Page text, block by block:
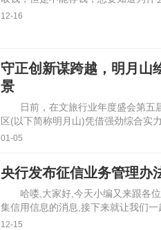
12-16
守正创新谋跨越，明月山
景
日前，在文旅行业年度盛会第
区(以下简称明月山)凭借强劲综合实
01-05
央行发布征信业务管理办
哈喽,大家好,今天小编又来跟各
集信用信息的消息,接下来就让我们
12-15